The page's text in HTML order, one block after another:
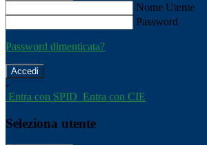
Nome Utente
Password
Password dimenticata?
-
Entra con SPID Entra con CIE
Seleziona utente